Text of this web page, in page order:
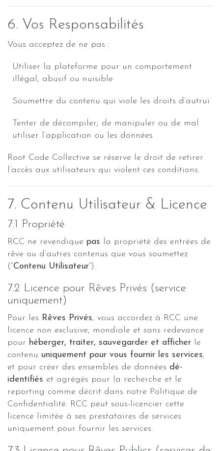
6. Vos Responsabilités
Vous acceptez de ne pas :
Utiliser la plateforme pour un comportement
illégal, abusif ou nuisible
Soumettre du contenu qui viole les droits d’autrui
Tenter de décompiler, de manipuler ou de mal
utiliser l’application ou les données
Root Code Collective se réserve le droit de retirer
l’accès aux utilisateurs qui violent ces conditions.
7. Contenu Utilisateur & Licence
7.1 Propriété
RCC ne revendique pas la propriété des entrées de
rêve ou d’autres contenus que vous soumettez
(“Contenu Utilisateur”).
7.2 Licence pour Rêves Privés (service
uniquement)
Pour les Rêves Privés, vous accordez à RCC une
licence non exclusive, mondiale et sans redevance
pour héberger, traiter, sauvegarder et afficher le
contenu uniquement pour vous fournir les services,
et pour créer des ensembles de données dé-
identifiés et agrégés pour la recherche et le
reporting comme décrit dans notre Politique de
Confidentialité. RCC peut sous-licencier cette
licence limitée à ses prestataires de services
uniquement pour fournir les services.